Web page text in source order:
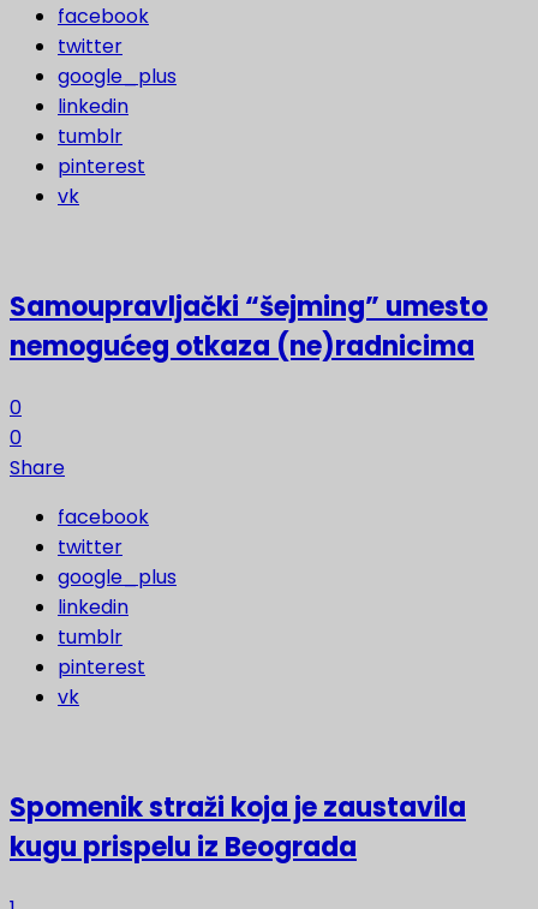
facebook
twitter
google_plus
linkedin
tumblr
pinterest
vk
Samoupravljački “šejming” umesto
nemogućeg otkaza (ne)radnicima
0
0
Share
facebook
twitter
google_plus
linkedin
tumblr
pinterest
vk
Spomenik straži koja je zaustavila
kugu prispelu iz Beograda